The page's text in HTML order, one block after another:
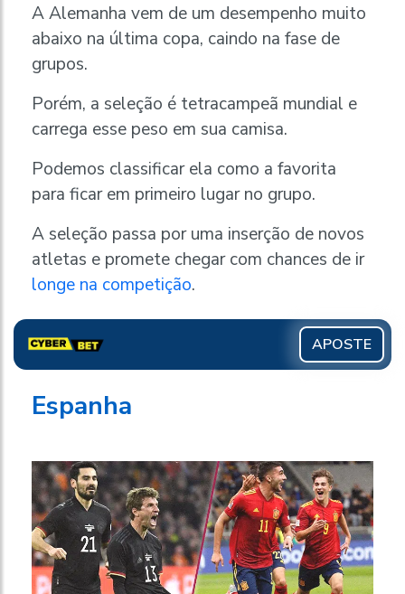
A Alemanha vem de um desempenho muito
abaixo na última copa, caindo na fase de
grupos.
Porém, a seleção é tetracampeã mundial e
carrega esse peso em sua camisa.
Podemos classificar ela como a favorita
para ficar em primeiro lugar no grupo.
A seleção passa por uma inserção de novos
atletas e promete chegar com chances de ir
longe na competição.
APOSTE
Espanha